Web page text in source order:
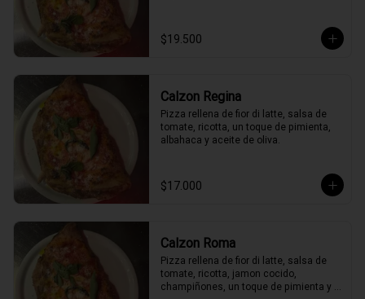
$19.500
Calzon Regina
Pizza rellena de fior di latte, salsa de
tomate, ricotta, un toque de pimienta,
albahaca y aceite de oliva.
$17.000
Calzon Roma
Pizza rellena de fior di latte, salsa de
tomate, ricotta, jamon cocido,
champiñones, un toque de pimienta y